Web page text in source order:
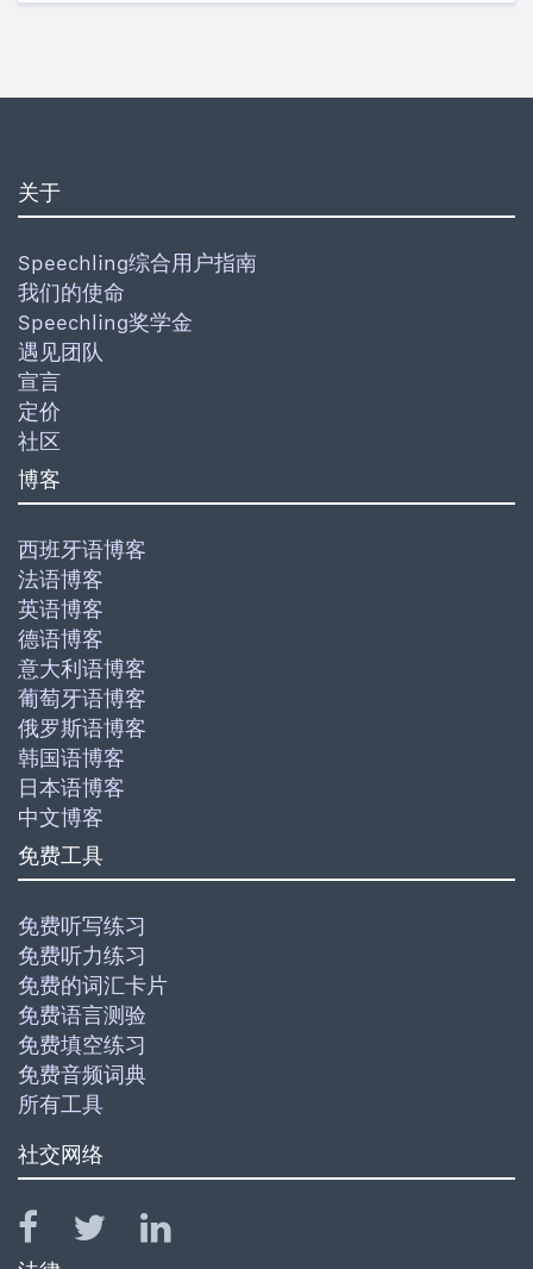
关于
Speechling综合用户指南
我们的使命
Speechling奖学金
遇见团队
宣言
定价
社区
博客
西班牙语博客
法语博客
英语博客
德语博客
意大利语博客
葡萄牙语博客
俄罗斯语博客
韩国语博客
日本语博客
中文博客
免费工具
免费听写练习
免费听力练习
免费的词汇卡片
免费语言测验
免费填空练习
免费音频词典
所有工具
社交网络